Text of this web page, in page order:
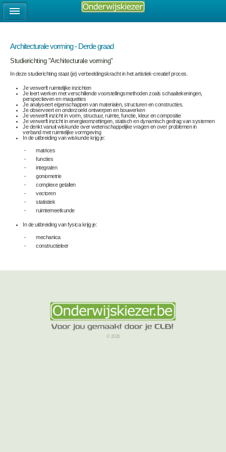
Architecturale vorming - Derde graad
Studierichting "Architecturale vorming"
In deze studierichting staat (je) verbeeldingskracht in het artistiek-creatief proces.
Je verwerft ruimtelijke inzichten
Je leert werken met verschillende voorstellingsmethoden zoals schaaltekeningen,
perspectieven en maquettes
Je analyseert eigenschappen van materialen, structuren en constructies.
Je observeert en onderzoekt ontwerpen en bouwerken
Je verwerft inzicht in vorm, structuur, ruimte, functie, kleur en compositie
Je verwerft inzicht in energieomzettingen, statisch en dynamisch gedrag van systemen
Je denkt vanuit wiskunde over wetenschappelijke vragen en over problemen in
verband met ruimtelijke vormgeving
In de uitbreiding van wiskunde krijg je:
- matrices
- functies
- integralen
- goniometrie
- complexe getallen
- vectoren
- statistiek
- ruimtemeetkunde
In de uitbreiding van fysica krijg je:
- mechanica
- constructieleer
© 2026